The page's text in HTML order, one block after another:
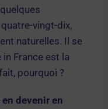
vingt-dix,
naturelles. Il se
France est la
pourquoi ?
devenir en